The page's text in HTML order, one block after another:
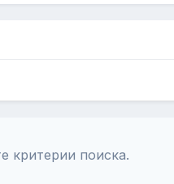
критерии поиска.